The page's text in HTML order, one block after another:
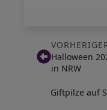
Halloween
in NRW
Giftpilze auf